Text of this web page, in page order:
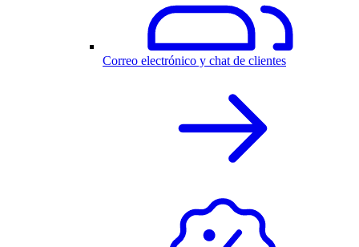
Correo electrónico y chat de clientes